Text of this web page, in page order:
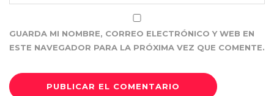
GUARDA MI NOMBRE, CORREO ELECTRÓNICO Y WEB EN
ESTE NAVEGADOR PARA LA PRÓXIMA VEZ QUE COMENTE.